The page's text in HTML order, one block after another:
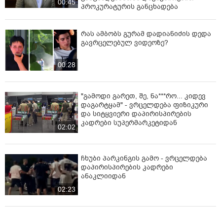
00:45
პროკურატურის განცხადება
00:28
რას ამბობს გურამ დადიანიძის დედა
გავრცელებულ ვიდეოზე?
02:02
"გამოდი გარეთ, შე, ნა***რო... კიდევ
დაგარტყამ" - ვრცელდება ფიზიკური
და სიტყვიერი დაპირისპირების
კადრები სუპერმარკეტიდან
02:23
ჩხუბი პარკინგის გამო - ვრცელდება
დაპირისპირების კადრები
ანაკლიიდან